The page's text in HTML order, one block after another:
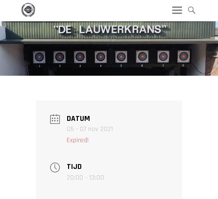
DATUM
05 - 07 nov 2021
Expired!
TIJD
20:00 - 13:00